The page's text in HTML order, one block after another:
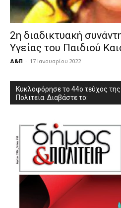
pain.
pornhun
porn2η διαδικτυακή
Υγείας του Παιδιού
Δ&Π - 17 Ιανουαρίου 2022
Κυκλοφόρησε το 44ο τεύχος
Πολιτεία. Διαβάστε το: